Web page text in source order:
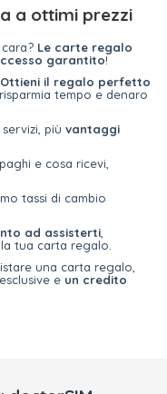
a ottimi prezzi
Le carte regalo
garantito!
Ottieni il regalo perfetto
tempo e denaro
più vantaggi
e cosa ricevi,
tassi di cambio
ad assisterti
tua carta regalo.
una carta regalo,
e un credito